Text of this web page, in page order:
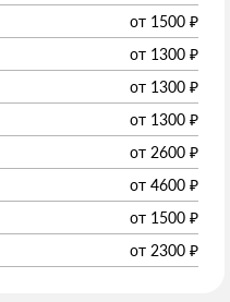
от 1500 ₽
от 1300 ₽
от 1300 ₽
от 1300 ₽
от 2600 ₽
от 4600 ₽
от 1500 ₽
от 2300 ₽